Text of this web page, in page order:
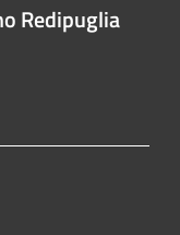
Redipuglia